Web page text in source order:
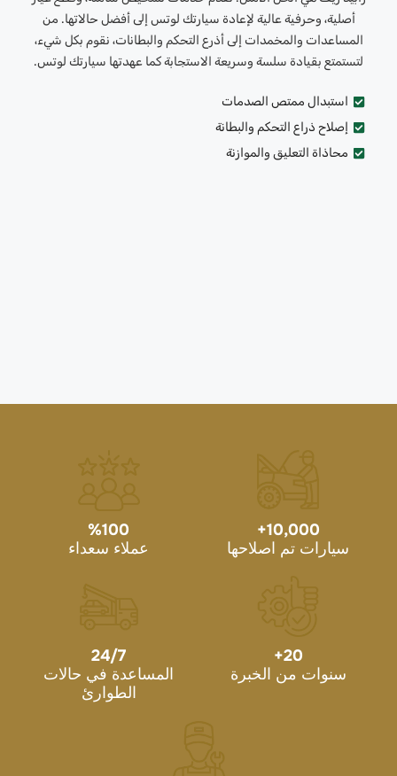
أصلية، وحرفية عالية لإعادة سيارتك لوتس إلى أفضل حالاتها. من
المساعدات والمخمدات إلى أذرع التحكم والبطانات، نقوم بكل شيء،
لتستمتع بقيادة سلسة وسريعة الاستجابة كما عهدتها سيارتك لوتس.
استبدال ممتص الصدمات
إصلاح ذراع التحكم والبطانة
محاذاة التعليق والموازنة
10,000
+
سيارات تم اصلاحها
100
%
عملاء سعداء
20
+
سنوات من الخبرة
24/7
المساعدة في حالات
الطوارئ